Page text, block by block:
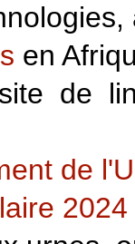
en
de
de
2024